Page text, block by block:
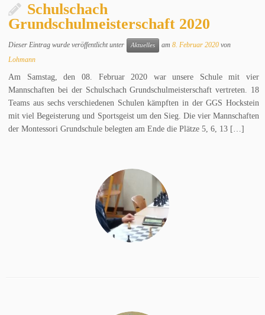
Schulschach
Grundschulmeisterschaft 2020
Dieser Eintrag wurde veröffentlicht unter Aktuelles am8. Februar 2020 von
Lohmann
Am Samstag, den 08. Februar 2020 war unsere Schule mit vier
Mannschaften bei der Schulschach Grundschulmeisterschaft vertreten. 18
Teams aus sechs verschiedenen Schulen kämpften in der GGS Hockstein
mit viel Begeisterung und Sportsgeist um den Sieg. Die vier Mannschaften
der Montessori Grundschule belegten am Ende die Plätze 5, 6, 13 […]